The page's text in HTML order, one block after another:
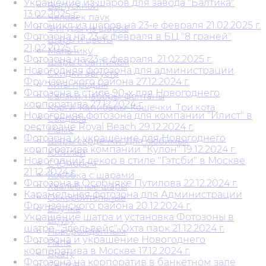
Выпускной
Человек паук
Фигуры из шаров
Шары и цветы
Мальчику
Шары с бантиком
Скидки августа
Хиты продаж
Связки, наборы, фонтаны
Корги. Капибары. Кошечки. Три кота
Свадьба
Маме
Шары сердечки. Для любимых
Юбилей
С Юмором
Коробка с шарами
Хвалебные шары
Оскорбительные
Внучке
Внуку
Новорожденным
Папе
Брату
Украшение из шаров для завода "Балтика"
13.02.2025 г.
Мотоцикл из шаров на 23-е февраля 21.02.2025 г.
Фотозона на 23-е февраля в БЦ "8 граней"
21,02.2025 г.
Фотозона на 23-е февраля. 21.02.2025 г.
Новогодняя фотозона для администрации
Фрунзенского района 27.12.2024 г.
Фотозона в стиле 90-х для Новогоднего
корпоратива 27.12.2024 г.
Новогодняя фотозона для компании "Илист" в
ресторане Royal Beach 29.12.2024 г.
Фотозона и украшение для Новогоднего
корпоратива компании "Кулон" 19.12.2024 г.
Новогодний декор в стиле "Гэтсби" в Москве
21.12.2024 г.
Фотозона в Особняке Путилова 22.12.2024 г.
Карамельная фотозона для Администрации
Фрунзенского района 20.12.2024 г.
Украшение шатра и установка Фотозоны в
шатре "Эдельвейс"-Охта парк 21.12.2024 г.
Фотозона и украшение Новогоднего
корпоратива в Москве 17.12.2024 г.
Фотозона на корпоратив в банкетном зале